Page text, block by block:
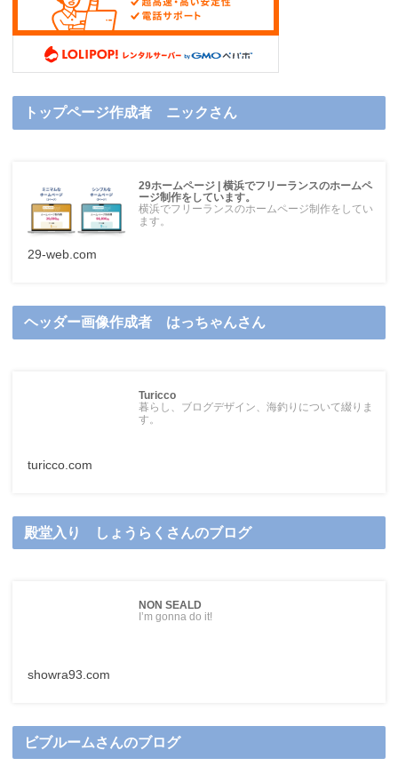
トップページ作成者 ニックさん
29ホームページ | 横浜でフリーランスのホームペ
ージ制作をしています。
横浜でフリーランスのホームページ制作をしてい
ます。
29-web.com
ヘッダー画像作成者 はっちゃんさん
Turicco
暮らし、ブログデザイン、海釣りについて綴りま
す。
turicco.com
殿堂入り しょうらくさんのブログ
NON SEALD
I’m gonna do it!
showra93.com
ビブルームさんのブログ